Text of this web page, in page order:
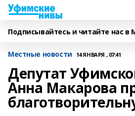
Подписывайтесь и читайте нас в
Местные новости 14 ЯНВАРЯ , 07:41
Депутат
Анна Макарова